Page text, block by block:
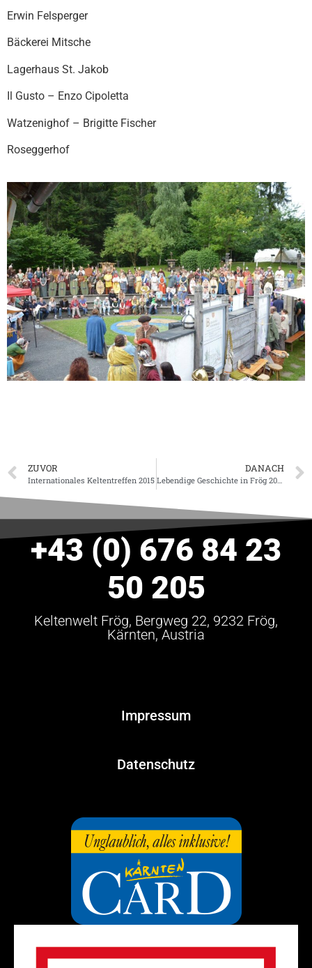
Erwin Felsperger
Bäckerei Mitsche
Lagerhaus St. Jakob
Il Gusto – Enzo Cipoletta
Watzenighof – Brigitte Fischer
Roseggerhof
ZUVOR
Internationales Keltentreffen 2015
DANACH
Lebendige Geschichte in Frög 2017
+43 (0) 676 84 23
50 205
Keltenwelt Frög, Bergweg 22, 9232 Frög,
Kärnten, Austria
Impressum
Datenschutz